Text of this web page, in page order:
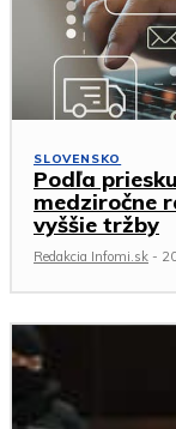
SLOVENSKO
Podľa
medziročne
vyššie tržby
Redakcia Infomi.sk -